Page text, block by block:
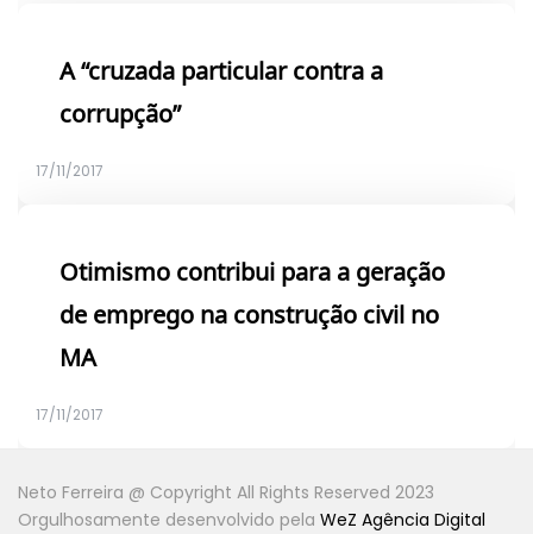
A “cruzada particular contra a
corrupção”
17/11/2017
Otimismo contribui para a geração
de emprego na construção civil no
MA
17/11/2017
Neto Ferreira @ Copyright All Rights Reserved 2023
Orgulhosamente desenvolvido pela WeZ Agência Digital